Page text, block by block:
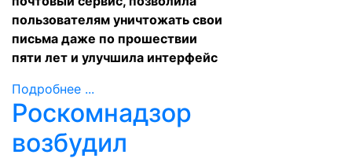
пользователям уничтожать свои
письма даже по прошествии
пяти лет и улучшила интерфейс
Подробнее ...
Роскомнадзор
возбудил